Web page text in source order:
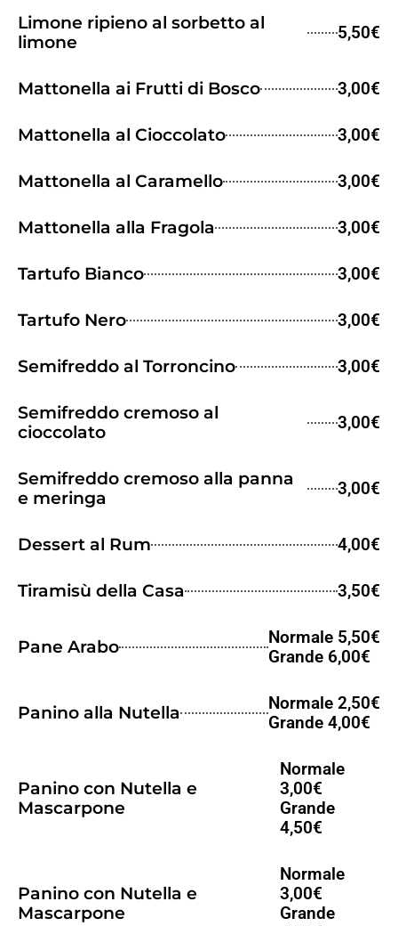
Limone ripieno al sorbetto al
limone
5,50€
Mattonella ai Frutti di Bosco 3,00€
Mattonella al Cioccolato 3,00€
Mattonella al Caramello 3,00€
Mattonella alla Fragola 3,00€
Tartufo Bianco 3,00€
Tartufo Nero 3,00€
Semifreddo al Torroncino 3,00€
Semifreddo cremoso al
cioccolato
3,00€
Semifreddo cremoso alla panna
e meringa
3,00€
Dessert al Rum 4,00€
Tiramisù della Casa 3,50€
Pane Arabo
Normale 5,50€
Grande 6,00€
Panino alla Nutella
Normale 2,50€
Grande 4,00€
Panino con Nutella e
Mascarpone
Normale
3,00€
Grande
4,50€
Panino con Nutella e
Mascarpone
Normale
3,00€
Grande